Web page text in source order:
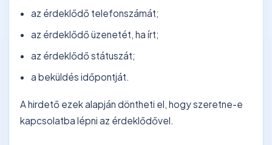
az érdeklődő telefonszámát;
az érdeklődő üzenetét, ha írt;
az érdeklődő státuszát;
a beküldés időpontját.
A hirdető ezek alapján döntheti el, hogy szeretne-e
kapcsolatba lépni az érdeklődővel.